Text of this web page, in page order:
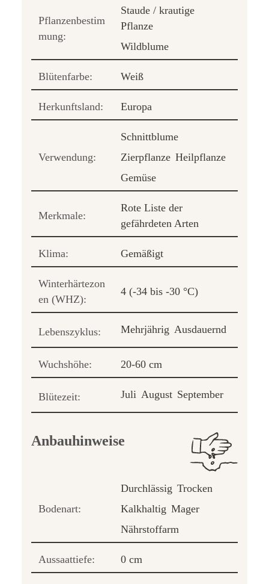
Pflanzenbestim
mung:
Staude / krautige
Pflanze
Wildblume
Blütenfarbe: Weiß
Herkunftsland: Europa
Verwendung:
Schnittblume
Zierpflanze Heilpflanze
Gemüse
Merkmale:
Rote Liste der
gefährdeten Arten
Klima: Gemäßigt
Winterhärtezon
en (WHZ):
4 (-34 bis -30 °C)
Lebenszyklus: Mehrjährig Ausdauernd
Wuchshöhe: 20-60 cm
Blütezeit: Juli August September
Anbauhinweise
Bodenart:
Durchlässig Trocken
Kalkhaltig Mager
Nährstoffarm
Aussaattiefe: 0 cm